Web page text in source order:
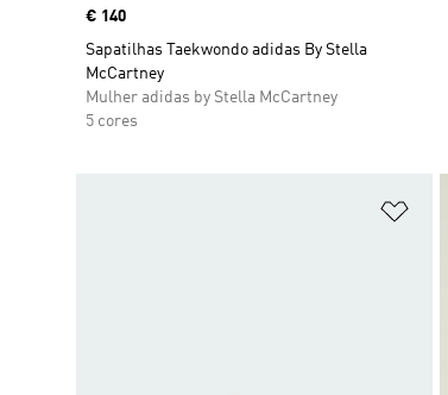
Price
€ 140
Sapatilhas Taekwondo adidas By Stella
McCartney
Mulher adidas by Stella McCartney
5 cores